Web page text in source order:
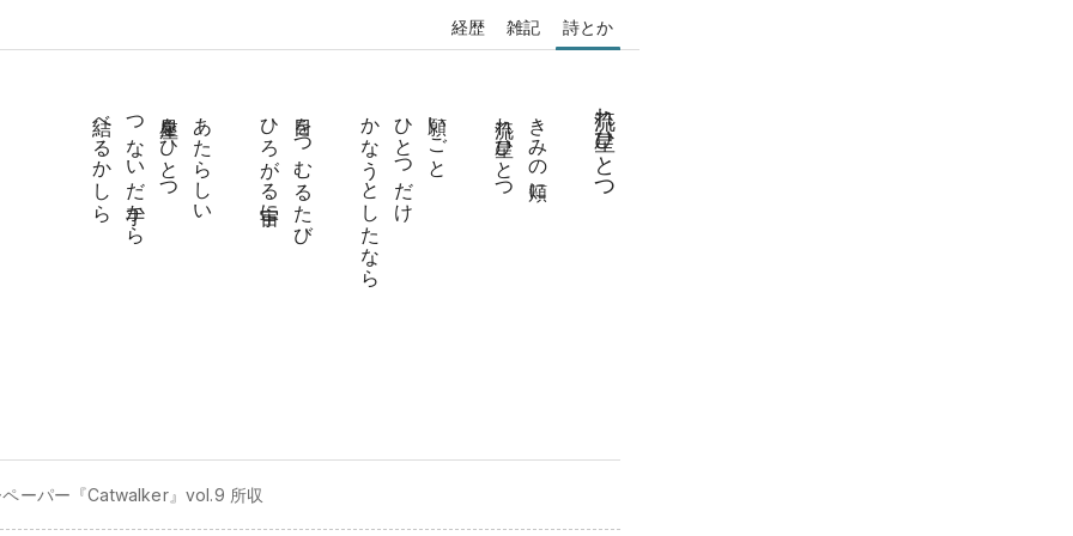
経歴 雑記 詩とか
流れ星ひとつ
きみの頬に
流れ星ひとつ
願いごと
ひとつだけ
かなうとしたなら
目をつむるたび
ひろがる宇宙に
あたらしい
星座をひとつ
つないだ手から
結べるかしら
ーパー『Catwalker』vol.9 所収